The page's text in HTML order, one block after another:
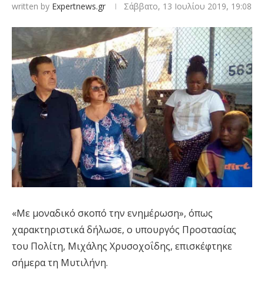
written by Expertnews.gr Σάββατο, 13 Ιουλίου 2019, 19:08
«Με μοναδικό σκοπό την ενημέρωση», όπως
χαρακτηριστικά δήλωσε, ο υπουργός Προστασίας
του Πολίτη, Μιχάλης Χρυσοχοΐδης, επισκέφτηκε
σήμερα τη Μυτιλήνη.